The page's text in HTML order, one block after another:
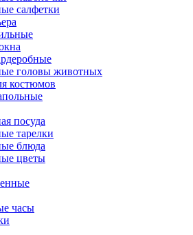
салфетки
головы животных
костюмов
посуда
тарелки
блюда
цветы
часы